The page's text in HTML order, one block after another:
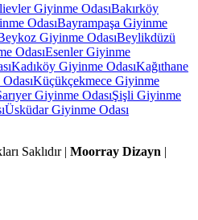
Giyinme OdasıBakırköy
OdasıBayrampaşa Giyinme
Giyinme OdasıBeylikdüzü
OdasıEsenler Giyinme
Kadıköy Giyinme OdasıKağıthane
Küçükçekmece Giyinme
Giyinme OdasıŞişli Giyinme
Üsküdar Giyinme Odası
Saklıdır | Moorray Dizayn |